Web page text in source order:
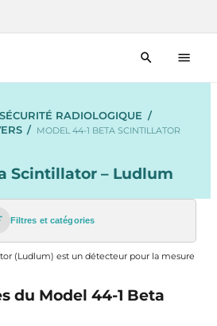
SÉCURITÉ RADIOLOGIQUE /
/ MODEL 44-1 BETA SCINTILLATOR
Scintillator – Ludlum
Filtres et catégories
(Ludlum) est un détecteur pour la mesure
du Model 44-1 Beta